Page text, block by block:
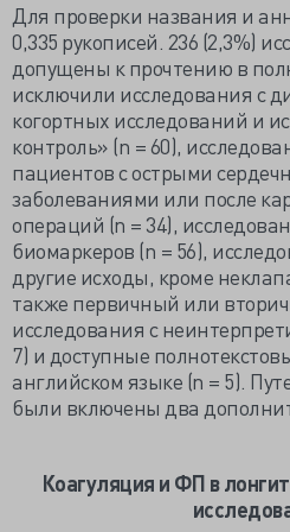
Для проверки названия и
0,335 рукописей. 236 (2,3%)
допущены к прочтению в
исключили исследования с
когортных исследований и
контроль» (n = 60),
пациентов с острыми
заболеваниями или после
операций (n = 34),
биомаркеров (n = 56),
другие исходы, кроме
также первичный или
исследования с
7) и доступные
английском языке (n = 5).
были включены два
Коагуляция и ФП в